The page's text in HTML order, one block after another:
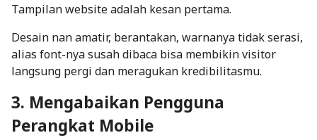
Tampilan website adalah kesan pertama.
Desain nan amatir, berantakan, warnanya tidak serasi,
alias font-nya susah dibaca bisa membikin visitor
langsung pergi dan meragukan kredibilitasmu.
3. Mengabaikan Pengguna
Perangkat Mobile